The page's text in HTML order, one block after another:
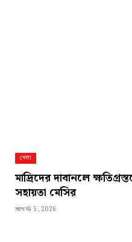
খেলা
মাদ্রিদের দাবানলে
সহায়তা মেসির
আগস্ট 5, 2026